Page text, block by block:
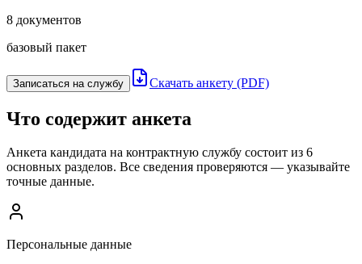
8 документов
базовый пакет
Записаться на службу Скачать анкету (PDF)
Что содержит анкета
Анкета кандидата на контрактную службу состоит из 6
основных разделов. Все сведения проверяются — указывайте
точные данные.
Персональные данные